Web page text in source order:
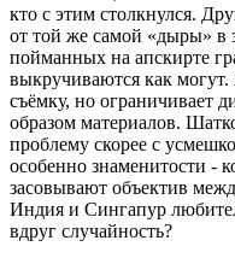
кто с этим столкнулся.
от той же самой «дыры» в
пойманных на апскирте
выкручиваются как
съёмку, но ограничивает
образом материалов.
проблему скорее с
особенно знаменитости -
засовывают объектив
Индия и Сингапур
вдруг случайность?